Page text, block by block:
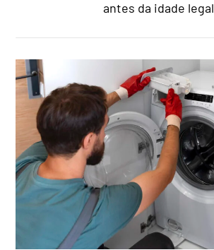
antes da idade legal